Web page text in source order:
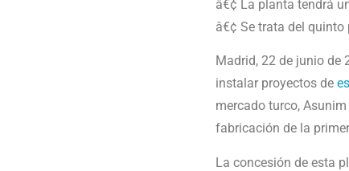
â€¢ La planta tendrá
â€¢ Se trata del quinto
Madrid, 22 de junio de
instalar proyectos de
mercado turco,
fabricación de la
La concesión de esta